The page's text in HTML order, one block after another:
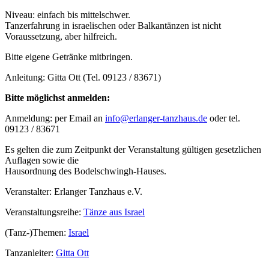
Niveau: einfach bis mittelschwer.
Tanzerfahrung in israelischen oder Balkantänzen ist nicht
Voraussetzung, aber hilfreich.
Bitte eigene Getränke mitbringen.
Anleitung: Gitta Ott (Tel. 09123 / 83671)
Bitte möglichst anmelden:
Anmeldung: per Email an info@erlanger-tanzhaus.de oder tel.
09123 / 83671
Es gelten die zum Zeitpunkt der Veranstaltung gültigen gesetzlichen
Auflagen sowie die
Hausordnung des Bodelschwingh-Hauses.
Veranstalter: Erlanger Tanzhaus e.V.
Veranstaltungsreihe: Tänze aus Israel
(Tanz-)Themen: Israel
Tanzanleiter: Gitta Ott